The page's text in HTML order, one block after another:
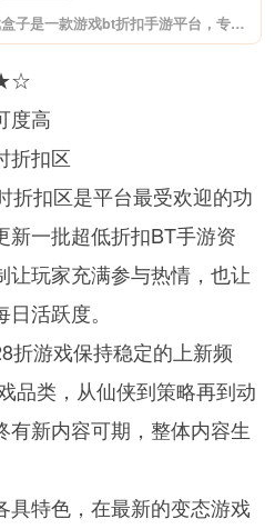
28折扣游戏盒子是一款游戏bt折扣手游平台，专业的手机游戏下载平台，软件有着全网最新最热门的游戏，提供排行版推荐功能，为你推荐最新最热门的游戏，软件还提供装备道具，充值，等服务，非常的安全，需要的用户可以来进行下载。
度高
折扣区
折扣区是平台最受欢迎的功
新一批超低折扣BT手游资
让玩家充满参与热情，也让
活跃度。
折游戏保持稳定的上新频
品类，从仙侠到策略再到动
新内容可期，整体内容生
具特色，在最新的变态游戏